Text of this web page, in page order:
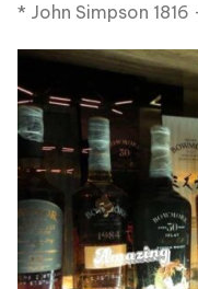
* John Simpson 1816